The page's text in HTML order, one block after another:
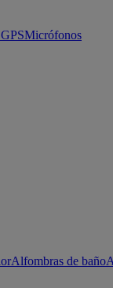
Micrófonos
Alfombras de baño